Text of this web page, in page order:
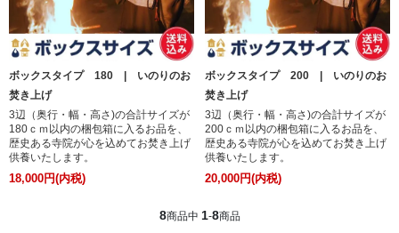
ボックスタイプ 180 | いのりのお
焚き上げ
3辺（奥行・幅・高さ)の合計サイズが
180ｃｍ以内の梱包箱に入るお品を、
歴史ある寺院が心を込めてお焚き上げ
供養いたします。
18,000円(内税)
ボックスタイプ 200 | いのりのお
焚き上げ
3辺（奥行・幅・高さ)の合計サイズが
200ｃｍ以内の梱包箱に入るお品を、
歴史ある寺院が心を込めてお焚き上げ
供養いたします。
20,000円(内税)
8商品中 1-8商品